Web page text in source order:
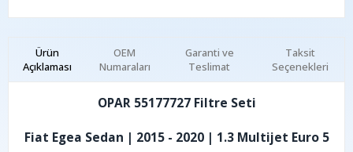
Ürün
Açıklaması
Garanti ve
Teslimat
Taksit
Seçenekleri
OEM
Numaraları
OPAR 55177727 Filtre Seti
Fiat Egea Sedan | 2015 - 2020 | 1.3 Multijet Euro 5